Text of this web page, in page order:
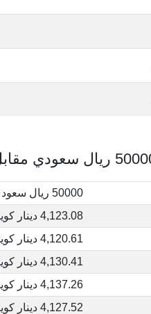
50000 ريال سعودي إلى دينار كويتي
4,123.08 دينار كويتي
4,120.61 دينار كويتي
4,130.41 دينار كويتي
4,137.26 دينار كويتي
4,127.52 دينار كويتي